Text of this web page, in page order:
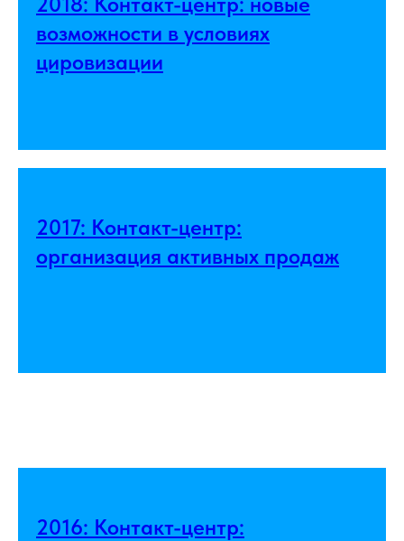
возможности в условиях
цировизации
2017: Контакт-центр:
организация активных продаж
2016: Контакт-центр: